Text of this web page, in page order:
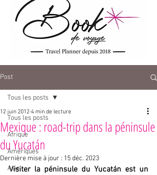
Post
Tous les posts
Afrique
Amériques
Asie
Tous les posts
Mexique : road-trip dans la péninsule
du Yucatán
12 juin 2012 4 min de lecture
Dernière mise à jour : 15 déc. 2023
Visiter la péninsule du Yucatán est un